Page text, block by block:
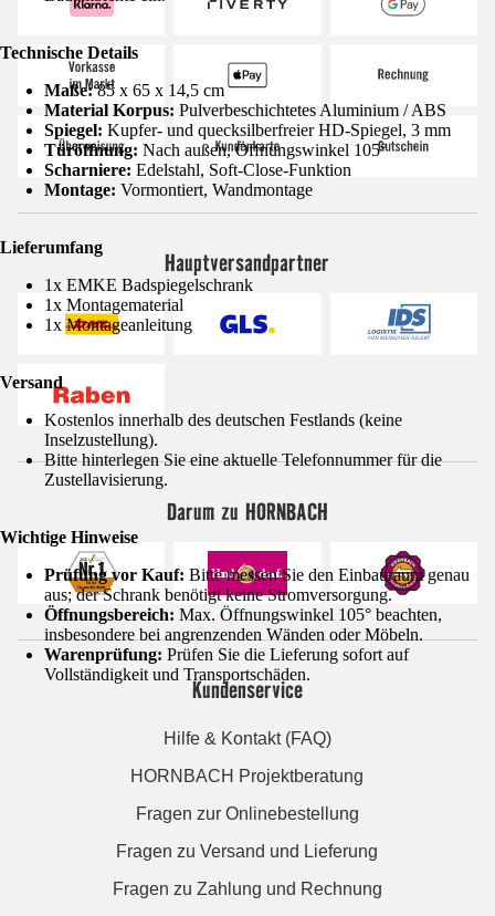
Technische Details
Maße:85 x 65 x 14,5 cm
Material Korpus: Pulverbeschichtetes Aluminium / ABS
Spiegel: Kupfer- und quecksilberfreier HD-Spiegel, 3 mm
Türöffnung: Nach außen, Öffnungswinkel 105°
Scharniere: Edelstahl, Soft-Close-Funktion
Montage: Vormontiert, Wandmontage
Lieferumfang
1x EMKE Badspiegelschrank
1x Montagematerial
1x Montageanleitung
Versand
Kostenlos innerhalb des deutschen Festlands (keine
Inselzustellung).
Bitte hinterlegen Sie eine aktuelle Telefonnummer für die
Zustellavisierung.
Wichtige Hinweise
Prüfung vor Kauf: Bitte messen Sie den Einbauraum genau
aus; der Schrank benötigt keine Stromversorgung.
Öffnungsbereich: Max. Öffnungswinkel 105° beachten,
insbesondere bei angrenzenden Wänden oder Möbeln.
Warenprüfung: Prüfen Sie die Lieferung sofort auf
Vollständigkeit und Transportschäden.
Hauptversandpartner
Darum zu HORNBACH
Kundenservice
Hilfe & Kontakt (FAQ)
HORNBACH Projektberatung
Fragen zur Onlinebestellung
Fragen zu Versand und Lieferung
Fragen zu Zahlung und Rechnung